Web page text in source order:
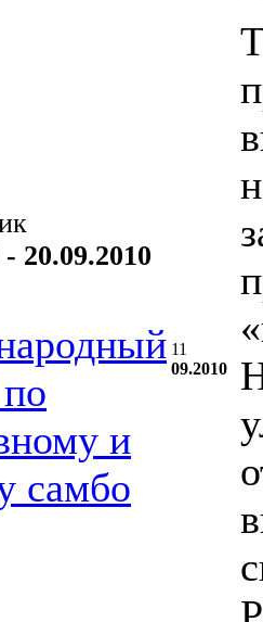
20.09.2010
и
самбо
11
09.2010